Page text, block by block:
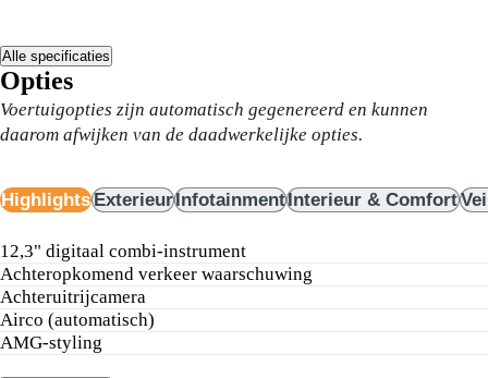
Alle specificaties
Opties
Voertuigopties zijn automatisch gegenereerd en kunnen
daarom afwijken van de daadwerkelijke opties.
HighlightsExterieurInfotainmentInterieur & Comfort
12,3" digitaal combi-instrument
achteropkomend verkeer waarschuwing
achteruitrijcamera
airco (automatisch)
AMG-styling